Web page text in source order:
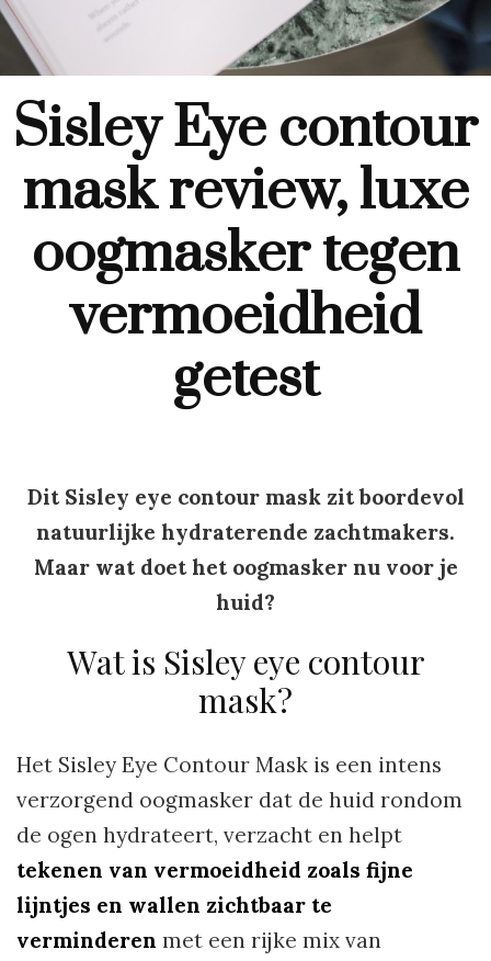
Sisley Eye contour
mask review, luxe
oogmasker tegen
vermoeidheid
getest
Dit Sisley eye contour mask zit boordevol
natuurlijke hydraterende zachtmakers.
Maar wat doet het oogmasker nu voor je
huid?
Wat is Sisley eye contour
mask?
Het Sisley Eye Contour Mask is een intens
verzorgend oogmasker dat de huid rondom
de ogen hydrateert, verzacht en helpt
tekenen van vermoeidheid zoals fijne
lijntjes en wallen zichtbaar te
verminderen met een rijke mix van